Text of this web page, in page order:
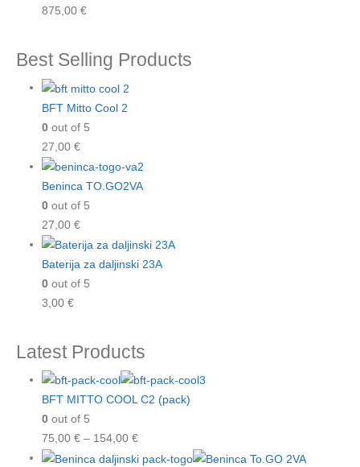
875,00 €
Best Selling Products
BFT Mitto Cool 2
0 out of 5
27,00 €
Beninca TO.GO2VA
0 out of 5
27,00 €
Baterija za daljinski 23A
0 out of 5
3,00 €
Latest Products
BFT MITTO COOL C2 (pack)
0 out of 5
75,00 € – 154,00 €